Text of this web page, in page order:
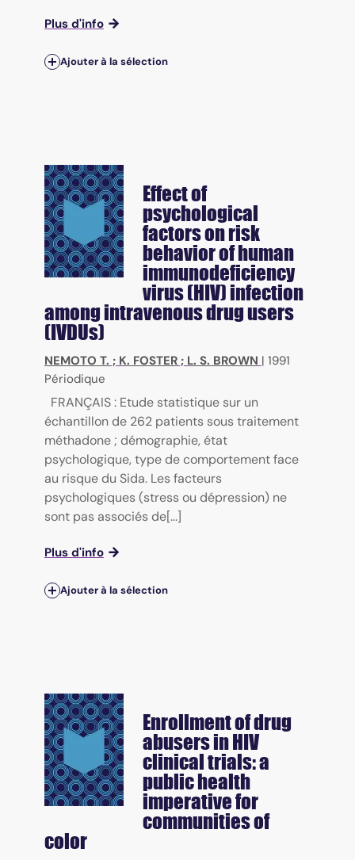
Plus d'info
Ajouter à la sélection
Effect of
psychological
factors on risk
behavior of human
immunodeficiency
virus (HIV) infection
among intravenous drug users
(IVDUs)
NEMOTO T. ; K. FOSTER ; L. S. BROWN | 1991
Périodique
FRANÇAIS : Etude statistique sur un
échantillon de 262 patients sous traitement
méthadone ; démographie, état
psychologique, type de comportement face
au risque du Sida. Les facteurs
psychologiques (stress ou dépression) ne
sont pas associés de[...]
Plus d'info
Ajouter à la sélection
Enrollment of drug
abusers in HIV
clinical trials: a
public health
imperative for
communities of
color